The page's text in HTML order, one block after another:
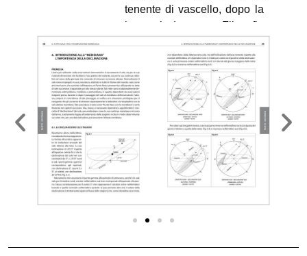
tenente di vascello, dopo la
laurea in Lettere e Filosofia
alterna la professione di
insegnante a quella di
istruttore nautico e skipper
professionista per molti anni.
Attività, quest’ultima, che
esercita tuttora a tempo
pieno.
Veneziano trapiantato in
Friuli, classe 1953, dopo la
l’Accademia Navale di
laurea in Scienze Navali e il